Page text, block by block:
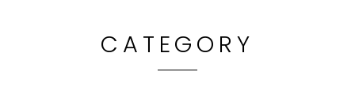
CATEGORY